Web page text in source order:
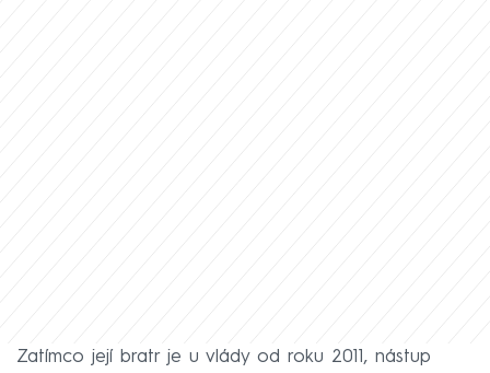
Zatímco její bratr je u vlády od roku 2011, nástup